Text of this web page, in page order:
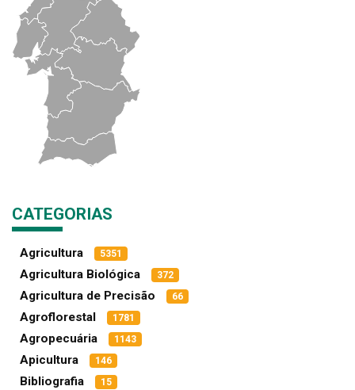
CATEGORIAS
Agricultura 5351
Agricultura Biológica 372
Agricultura de Precisão 66
Agroflorestal 1781
Agropecuária 1143
Apicultura 146
Bibliografia 15